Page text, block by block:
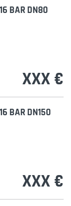
BAR DN80
XXX €
BAR DN150
XXX €